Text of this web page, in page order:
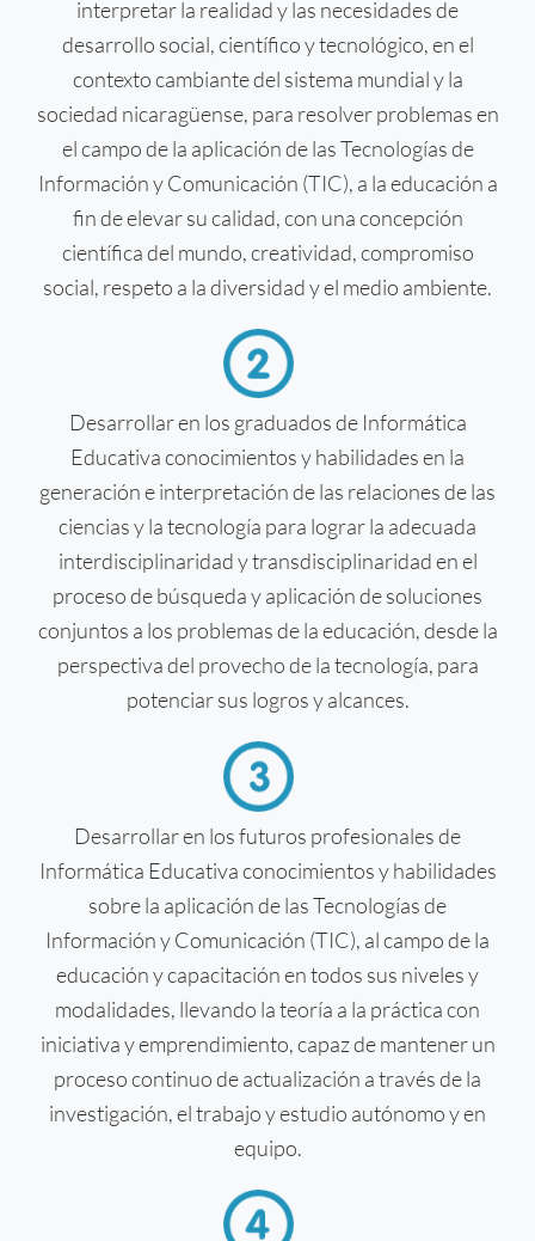
interpretar la realidad y las necesidades de
desarrollo social, científico y tecnológico, en el
contexto cambiante del sistema mundial y la
sociedad nicaragüense, para resolver problemas en
el campo de la aplicación de las Tecnologías de
Información y Comunicación (TIC), a la educación a
fin de elevar su calidad, con una concepción
científica del mundo, creatividad, compromiso
social, respeto a la diversidad y el medio ambiente.
Desarrollar en los graduados de Informática
Educativa conocimientos y habilidades en la
generación e interpretación de las relaciones de las
ciencias y la tecnología para lograr la adecuada
interdisciplinaridad y transdisciplinaridad en el
proceso de búsqueda y aplicación de soluciones
conjuntos a los problemas de la educación, desde la
perspectiva del provecho de la tecnología, para
potenciar sus logros y alcances.
Desarrollar en los futuros profesionales de
Informática Educativa conocimientos y habilidades
sobre la aplicación de las Tecnologías de
Información y Comunicación (TIC), al campo de la
educación y capacitación en todos sus niveles y
modalidades, llevando la teoría a la práctica con
iniciativa y emprendimiento, capaz de mantener un
proceso continuo de actualización a través de la
investigación, el trabajo y estudio autónomo y en
equipo.